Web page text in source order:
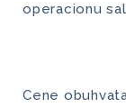
operacionu
Cene